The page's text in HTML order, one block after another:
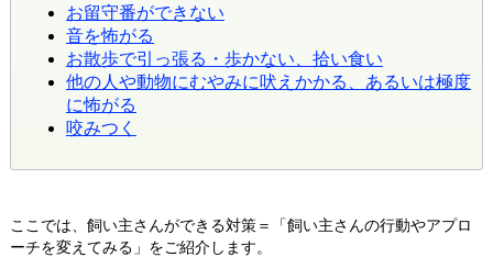
お留守番ができない
音を怖がる
お散歩で引っ張る・歩かない、拾い食い
他の人や動物にむやみに吠えかかる、あるいは極度
に怖がる
咬みつく
ここでは、飼い主さんができる対策＝「飼い主さんの行動やアプロ
ーチを変えてみる」をご紹介します。